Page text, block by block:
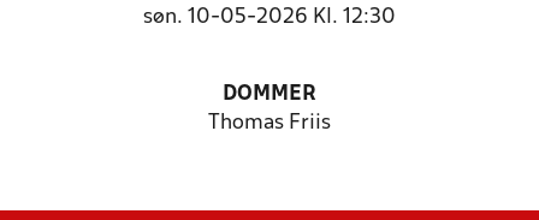
søn. 10-05-2026 Kl. 12:30
DOMMER
Thomas Friis